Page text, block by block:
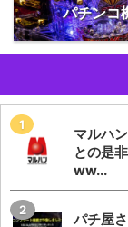
パチンコ
マルハ
との是
ww...
パチ屋